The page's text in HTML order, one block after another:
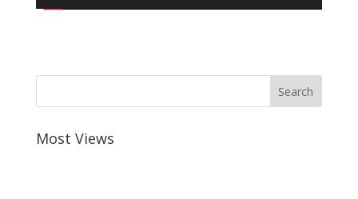
Most Views